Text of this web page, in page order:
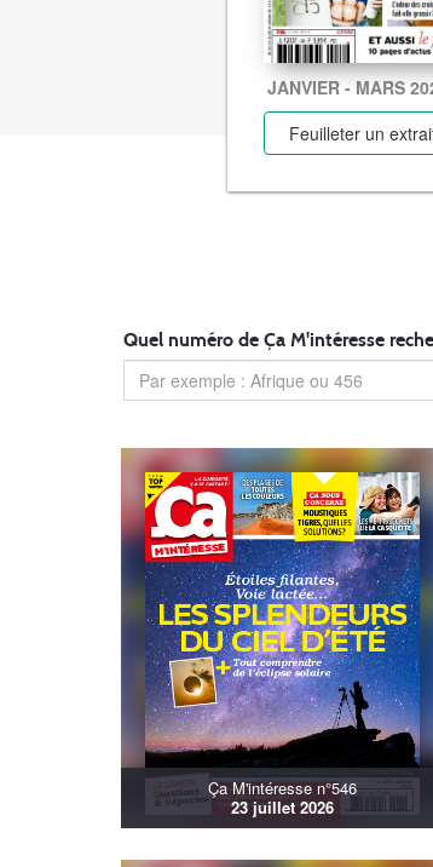
JANVIER - MARS
Feuilleter un
Quel numéro de Ça M'intéresse
Ça M'intéresse n°546
23 juillet 2026